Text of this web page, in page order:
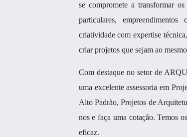
se compromete a transformar
particulares,
criatividade com expertise
criar projetos que sejam ao
Com destaque no setor de
uma excelente assessoria em
Alto Padrão, Projetos de
nos e faça uma cotação. Temos
eficaz.